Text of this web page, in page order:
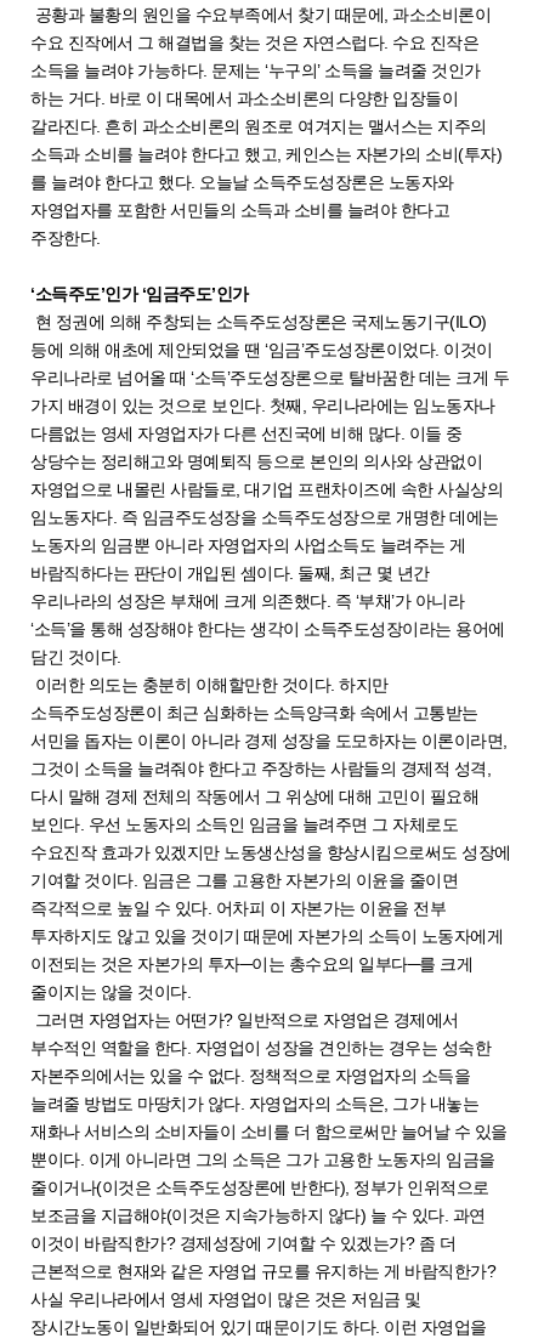
공황과 불황의 원인을 수요부족에서 찾기 때문에, 과소소비론이
수요 진작에서 그 해결법을 찾는 것은 자연스럽다. 수요 진작은
소득을 늘려야 가능하다. 문제는 ‘누구의’ 소득을 늘려줄 것인가
하는 거다. 바로 이 대목에서 과소소비론의 다양한 입장들이
갈라진다. 흔히 과소소비론의 원조로 여겨지는 맬서스는 지주의
소득과 소비를 늘려야 한다고 했고, 케인스는 자본가의 소비(투자)
를 늘려야 한다고 했다. 오늘날 소득주도성장론은 노동자와
자영업자를 포함한 서민들의 소득과 소비를 늘려야 한다고
주장한다.
‘소득주도’인가 ‘임금주도’인가
현 정권에 의해 주창되는 소득주도성장론은 국제노동기구(ILO)
등에 의해 애초에 제안되었을 땐 ‘임금’주도성장론이었다. 이것이
우리나라로 넘어올 때 ‘소득’주도성장론으로 탈바꿈한 데는 크게 두
가지 배경이 있는 것으로 보인다. 첫째, 우리나라에는 임노동자나
다름없는 영세 자영업자가 다른 선진국에 비해 많다. 이들 중
상당수는 정리해고와 명예퇴직 등으로 본인의 의사와 상관없이
자영업으로 내몰린 사람들로, 대기업 프랜차이즈에 속한 사실상의
임노동자다. 즉 임금주도성장을 소득주도성장으로 개명한 데에는
노동자의 임금뿐 아니라 자영업자의 사업소득도 늘려주는 게
바람직하다는 판단이 개입된 셈이다. 둘째, 최근 몇 년간
우리나라의 성장은 부채에 크게 의존했다. 즉 ‘부채’가 아니라
‘소득’을 통해 성장해야 한다는 생각이 소득주도성장이라는 용어에
담긴 것이다.
이러한 의도는 충분히 이해할만한 것이다. 하지만
소득주도성장론이 최근 심화하는 소득양극화 속에서 고통받는
서민을 돕자는 이론이 아니라 경제 성장을 도모하자는 이론이라면,
그것이 소득을 늘려줘야 한다고 주장하는 사람들의 경제적 성격,
다시 말해 경제 전체의 작동에서 그 위상에 대해 고민이 필요해
보인다. 우선 노동자의 소득인 임금을 늘려주면 그 자체로도
수요진작 효과가 있겠지만 노동생산성을 향상시킴으로써도 성장에
기여할 것이다. 임금은 그를 고용한 자본가의 이윤을 줄이면
즉각적으로 높일 수 있다. 어차피 이 자본가는 이윤을 전부
투자하지도 않고 있을 것이기 때문에 자본가의 소득이 노동자에게
이전되는 것은 자본가의 투자─이는 총수요의 일부다─를 크게
줄이지는 않을 것이다.
그러면 자영업자는 어떤가? 일반적으로 자영업은 경제에서
부수적인 역할을 한다. 자영업이 성장을 견인하는 경우는 성숙한
자본주의에서는 있을 수 없다. 정책적으로 자영업자의 소득을
늘려줄 방법도 마땅치가 않다. 자영업자의 소득은, 그가 내놓는
재화나 서비스의 소비자들이 소비를 더 함으로써만 늘어날 수 있을
뿐이다. 이게 아니라면 그의 소득은 그가 고용한 노동자의 임금을
줄이거나(이것은 소득주도성장론에 반한다), 정부가 인위적으로
보조금을 지급해야(이것은 지속가능하지 않다) 늘 수 있다. 과연
이것이 바람직한가? 경제성장에 기여할 수 있겠는가? 좀 더
근본적으로 현재와 같은 자영업 규모를 유지하는 게 바람직한가?
사실 우리나라에서 영세 자영업이 많은 것은 저임금 및
장시간노동이 일반화되어 있기 때문이기도 하다. 이런 자영업을